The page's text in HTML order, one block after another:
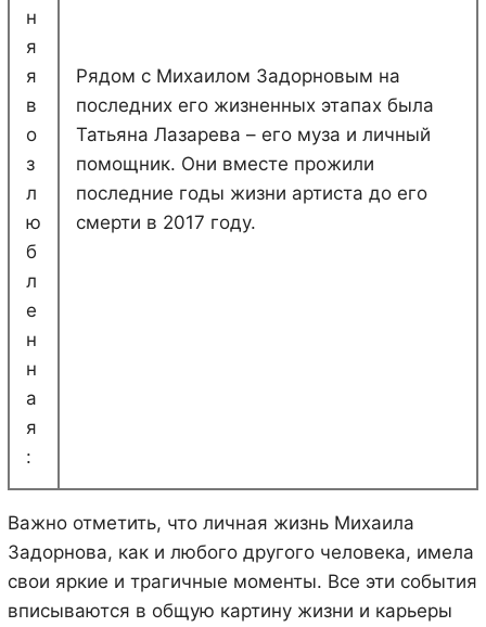
н
я
я
в
о
з
л
ю
б
л
е
н
н
а
я
:
Рядом с Михаилом Задорновым на
последних его жизненных этапах была
Татьяна Лазарева – его муза и личный
помощник. Они вместе прожили
последние годы жизни артиста до его
смерти в 2017 году.
Важно отметить, что личная жизнь Михаила
Задорнова, как и любого другого человека, имела
свои яркие и трагичные моменты. Все эти события
вписываются в общую картину жизни и карьеры